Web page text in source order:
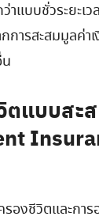
าแบบชั่วระยะเว
ารสะสมมูลค่าเ
ตแบบสะ
องชีวิตและการ